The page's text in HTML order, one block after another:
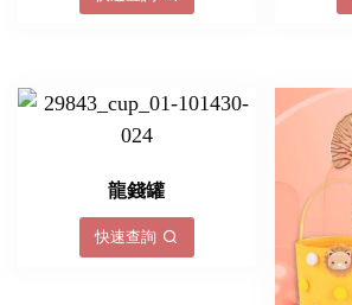
龍錢罐
快速查詢